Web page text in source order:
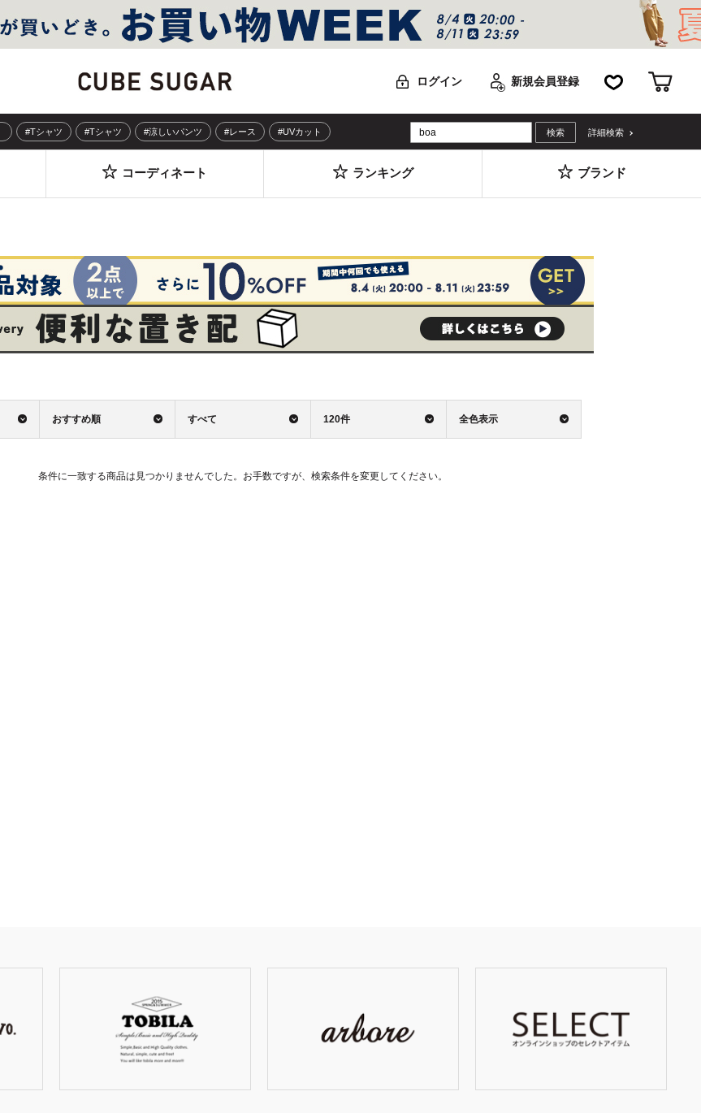
ログイン 新規会員登録 お気に入り
#Tシャツ #Tシャツ #涼しいパンツ #レース #UVカット 詳細検索
コーディネート ランキング ブランド
おすすめ順 すべて 120件 全色表示
条件に一致する商品は見つかりませんでした。お手数ですが、検索条件を変更してください。